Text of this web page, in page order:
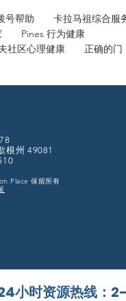
号帮助 卡拉马祖综合
Pines 行为健康
社区心理健康 正确的门
根州 49081
Place 保留所有
小时资源热线：